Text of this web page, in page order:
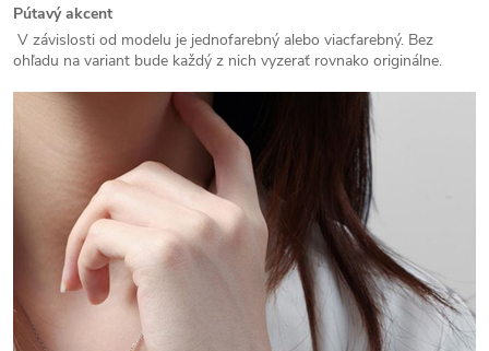
Pútavý akcent
V závislosti od modelu je jednofarebný alebo viacfarebný. Bez
ohľadu na variant bude každý z nich vyzerať rovnako originálne.